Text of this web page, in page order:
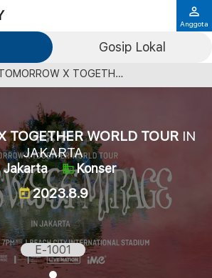
Gosip Lokal
Anggota
X TOGETHER WORLD TOUR
TOGETHER WORLD TOUR IN
JAKARTA
Jakarta Konser
2023.8.9
E-1001